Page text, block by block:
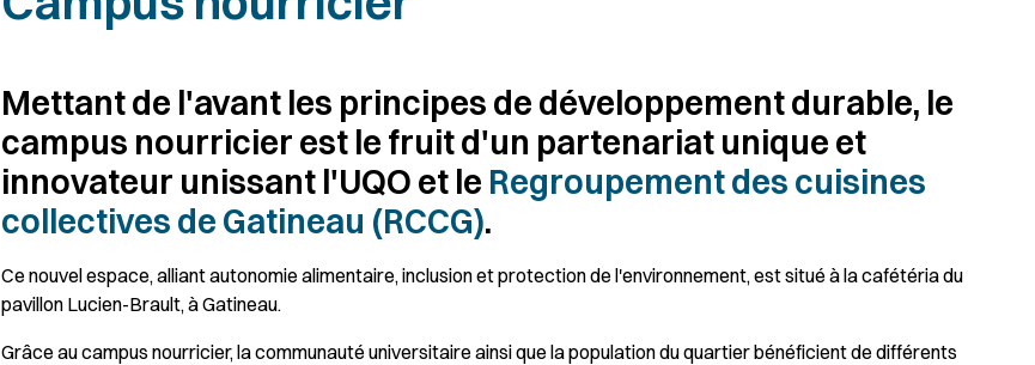
Mettant de l'avant les principes de développement durable, le
campus nourricier est le fruit d'un partenariat unique et
innovateur unissant l'UQO et le Regroupement des cuisines
collectives de Gatineau (RCCG).
Ce nouvel espace, alliant autonomie alimentaire, inclusion et protection de l'environnement, est situé à la cafétéria du
pavillon Lucien-Brault, à Gatineau.
Grâce au campus nourricier, la communauté universitaire ainsi que la population du quartier bénéficient de différents